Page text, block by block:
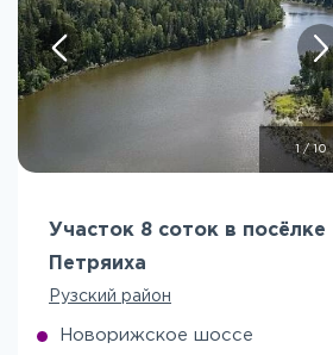
1/10
Участок 8 соток в посёлке
Петряиха
Рузский район
Новорижское шоссе